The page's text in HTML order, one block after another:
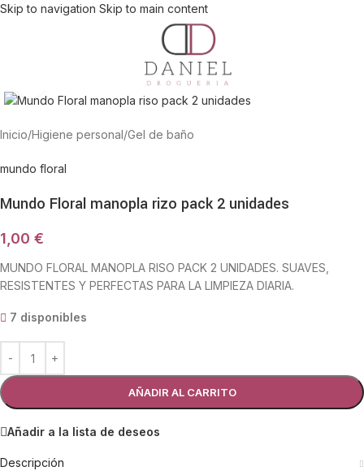
Skip to navigation Skip to main content
Haga Click para agrandar
Inicio/Higiene personal/Gel de baño
mundo floral
Mundo Floral manopla rizo pack 2 unidades
1,00 €
MUNDO FLORAL MANOPLA RISO PACK 2 UNIDADES. SUAVES,
RESISTENTES Y PERFECTAS PARA LA LIMPIEZA DIARIA.
7 disponibles
AÑADIR AL CARRITO
Añadir a la lista de deseos
Descripción